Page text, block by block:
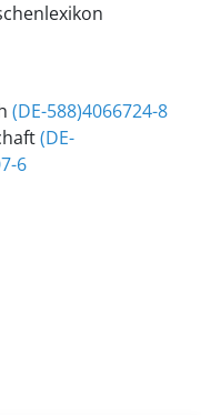
(DE-588)4066724-8
(DE-
6